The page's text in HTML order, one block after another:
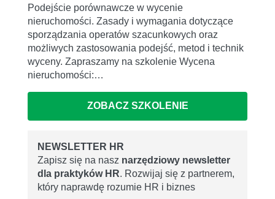
Podejście porównawcze w wycenie
nieruchomości. Zasady i wymagania dotyczące
sporządzania operatów szacunkowych oraz
możliwych zastosowania podejść, metod i technik
wyceny. Zapraszamy na szkolenie Wycena
nieruchomości:…
ZOBACZ SZKOLENIE
NEWSLETTER HR
Zapisz się na nasz narzędziowy newsletter
dla praktyków HR. Rozwijaj się z partnerem,
który naprawdę rozumie HR i biznes